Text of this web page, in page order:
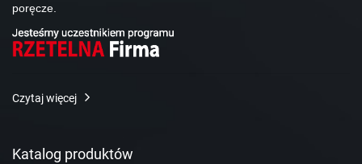
poręcze.
Czytaj więcej
Katalog produktów